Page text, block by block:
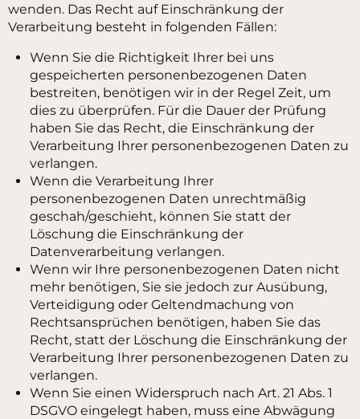
wenden. Das Recht auf Einschränkung der
Verarbeitung besteht in folgenden Fällen:
Wenn Sie die Richtigkeit Ihrer bei uns
gespeicherten personenbezogenen Daten
bestreiten, benötigen wir in der Regel Zeit, um
dies zu überprüfen. Für die Dauer der Prüfung
haben Sie das Recht, die Einschränkung der
Verarbeitung Ihrer personenbezogenen Daten zu
verlangen.
Wenn die Verarbeitung Ihrer
personenbezogenen Daten unrechtmäßig
geschah/geschieht, können Sie statt der
Löschung die Einschränkung der
Datenverarbeitung verlangen.
Wenn wir Ihre personenbezogenen Daten nicht
mehr benötigen, Sie sie jedoch zur Ausübung,
Verteidigung oder Geltendmachung von
Rechtsansprüchen benötigen, haben Sie das
Recht, statt der Löschung die Einschränkung der
Verarbeitung Ihrer personenbezogenen Daten zu
verlangen.
Wenn Sie einen Widerspruch nach Art. 21 Abs. 1
DSGVO eingelegt haben, muss eine Abwägung